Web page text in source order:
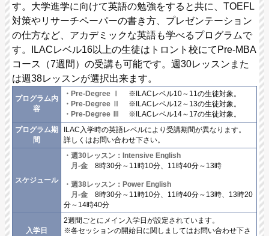
す。大学進学に向けて英語の勉強をすると共に、TOEFL
対策やリサーチペーパーの書き方、プレゼンテーション
の仕方など、アカデミックな英語も学べるプログラムで
す。ILACレベル16以上の生徒はトロント校にてPre-MBA
コース（7週間）の受講も可能です。週30レッスンまた
は週38レッスンが選択出来ます。
プログラム内
容
・Pre-Degree Ⅰ
※ILACレベル10～11の生徒対象。
・Pre-Degree Ⅱ
※ILACレベル12～13の生徒対象。
・Pre-Degree Ⅲ
※ILACレベル14～17の生徒対象。
プログラム期
間
ILAC入学時の英語レベルにより受講期間が異なります。
詳しくはお問い合わせ下さい。
スケジュール
・週30レッスン：Intensive English
月-金 8時30分～11時10分、11時40分～13時
・週38レッスン：Power English
月-金 8時30分～11時10分、11時40分～13時、13時20
分～14時40分
入学日
2週間ごとにメイン入学日が設定されています。
※各セッションの開始日に関しましてはお問い合わせ下さ